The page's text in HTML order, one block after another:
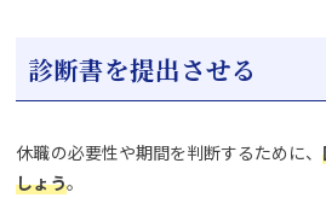
診断書を提出させる
休職の必要性や期間を判断するために、
しょう。